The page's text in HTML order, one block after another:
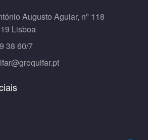
Augusto Aguiar, nº 118
Lisboa
38 60/7